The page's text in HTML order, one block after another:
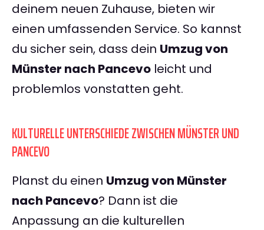
deinem neuen Zuhause, bieten wir
einen umfassenden Service. So kannst
du sicher sein, dass dein Umzug von
Münster nach Pancevo leicht und
problemlos vonstatten geht.
KULTURELLE UNTERSCHIEDE ZWISCHEN MÜNSTER UND
PANCEVO
Planst du einen Umzug von Münster
nach Pancevo? Dann ist die
Anpassung an die kulturellen